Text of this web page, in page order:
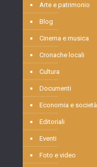
Arte e patrimonio
Blog
Cinema e musica
Cronache locali
Cultura
Documenti
Economia e società
Editoriali
Eventi
Foto e video